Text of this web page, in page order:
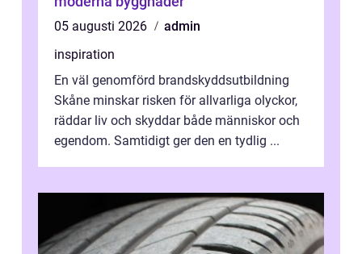
05 augusti 2026
admin
inspiration
En väl genomförd brandskyddsutbildning
Skåne minskar risken för allvarliga olyckor,
räddar liv och skyddar både människor och
egendom. Samtidigt ger den en tydlig ...